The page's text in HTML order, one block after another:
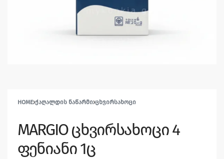
HOME›ᲥᲐᲦᲐᲚᲓᲘᲡ ᲜᲐᲬᲐᲠᲛᲘ›ᲪᲮᲕᲘᲠᲡᲐᲮᲝᲪᲘ
MARGIO ცხვირსახოცი 4
ფენიანი 1ც